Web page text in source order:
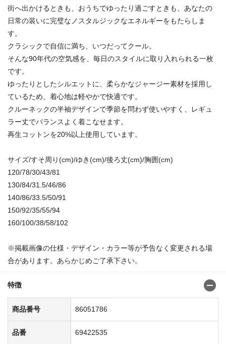
街へ出かけるときも、おうちでゆったり過ごすときも、あなたの
日常の装いに完璧なノスタルジックなエネルギーをもたらしま
す。
クラシックで自信に満ち、いつだってクール。
そんな90年代の空気感を、毎日のスタイルに取り入れられる一枚
です。
ゆったりとしたシルエットに、柔らかなジャージー素材を採用し
ているため、着心地は軽やかで快適です。
クルーネックの半袖デザインで季節を問わず使いやすく、レギュ
ラー丈でバランスよく着こなせます。
再生コットンを20%以上使用しています。
サイズ/すそ周り(cm)/ゆき(cm)/後ろ丈(cm)/胸囲(cm)
120/78/30/43/81
130/84/31.5/46/86
140/86/33.5/50/91
150/92/35/55/94
160/100/38/58/102
※掲載画像の仕様・デザイン・カラー等が予告なく変更される場
合があります。あらかじめご了承下さい。
特徴
商品番号 86051786
品番 69422535